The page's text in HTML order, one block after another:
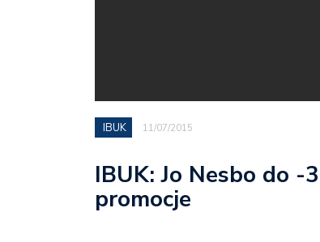
IBUK 11/07/2015
IBUK: Jo Nesbo do
promocje